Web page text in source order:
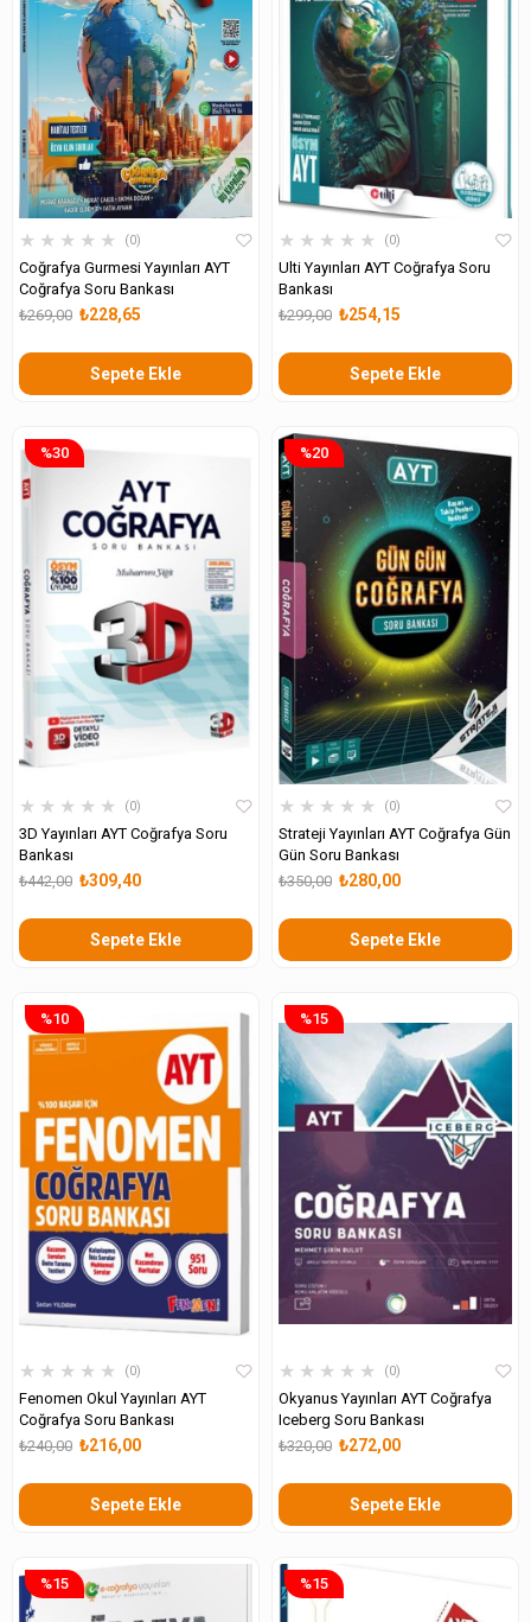
★ ★ ★ ★ ★ 0
Coğrafya Gurmesi Yayınları AYT
Coğrafya Soru Bankası
₺228,65
₺269,00
Sepete Ekle
★ ★ ★ ★ ★ 0
Ulti Yayınları AYT Coğrafya Soru
Bankası
₺254,15
₺299,00
Sepete Ekle
★ ★ ★ ★ ★ 0
3D Yayınları AYT Coğrafya Soru
Bankası
₺309,40
₺442,00
Sepete Ekle
%30
★ ★ ★ ★ ★ 0
Strateji Yayınları AYT Coğrafya Gün
Gün Soru Bankası
₺280,00
₺350,00
Sepete Ekle
%20
★ ★ ★ ★ ★ 0
Fenomen Okul Yayınları AYT
Coğrafya Soru Bankası
₺216,00
₺240,00
Sepete Ekle
%10
★ ★ ★ ★ ★ 0
Okyanus Yayınları AYT Coğrafya
Iceberg Soru Bankası
₺272,00
₺320,00
Sepete Ekle
%15
%15 %15